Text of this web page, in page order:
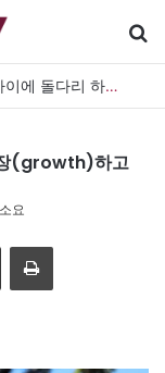
“사람을 위한 생각이라면 현실과 생각 사이에 돌다리 하나는 놓아야 하지 않을까”
(growth)하고
요
이메일